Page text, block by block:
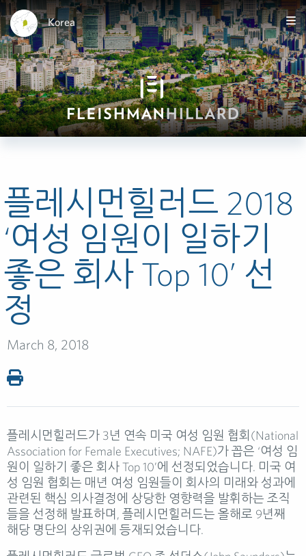
Korea
플레시먼힐러드 2018
‘여성 임원이 일하기
좋은 회사 Top 10’ 선
정
March 8, 2018
플레시먼힐러드가 3년 연속 미국 여성 임원 협회(National
Association for Female Executives; NAFE)가 꼽은 ‘여성 임
원이 일하기 좋은 회사 Top 10’에 선정되었습니다. 미국 여
성 임원 협회는 매년 여성 임원들이 회사의 미래와 성과에
관련된 핵심 의사결정에 상당한 영향력을 발휘하는 조직
들을 선정해 발표하며, 플레시먼힐러드는 올해로 9년째
해당 명단의 상위권에 등재되었습니다.